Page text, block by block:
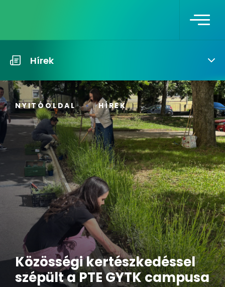
Hírek
NYITÓOLDAL HÍREK
Közösségi kertészkedéssel
szépült a PTE GYTK campusa